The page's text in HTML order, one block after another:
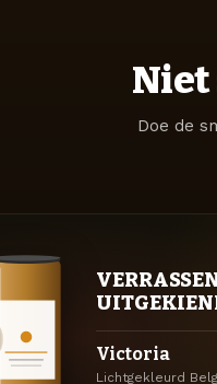
Niet
Doe de
Victoria
Lichtgekleurd